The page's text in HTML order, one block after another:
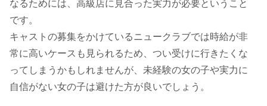
なるためには、高級店に見合った実力が必要ということ
です。
キャストの募集をかけているニュークラブでは時給が非
常に高いケースも見られるため、つい受けに行きたくな
ってしまうかもしれませんが、未経験の女の子や実力に
自信がない女の子は避けた方が良いでしょう。